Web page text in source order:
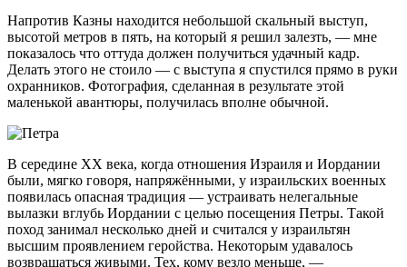
Напротив Казны находится небольшой скальный выступ,
высотой метров в пять, на который я решил залезть, — мне
показалось что оттуда должен получиться удачный кадр.
Делать этого не стоило — с выступа я спустился прямо в руки
охранников. Фотография, сделанная в результате этой
маленькой авантюры, получилась вполне обычной.
В середине XX века, когда отношения Израиля и Иордании
были, мягко говоря, напряжёнными, у израильских военных
появилась опасная традиция — устраивать нелегальные
вылазки вглубь Иордании с целью посещения Петры. Такой
поход занимал несколько дней и считался у израильтян
высшим проявлением геройства. Некоторым удавалось
возвращаться живыми. Тех, кому везло меньше, —